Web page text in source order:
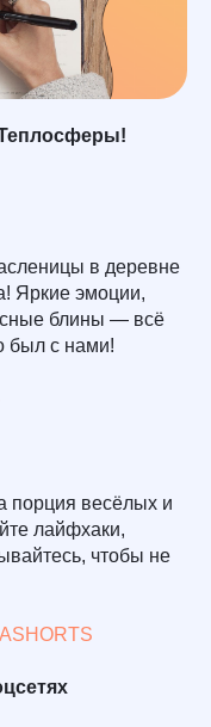
в деревне
Яркие эмоции,
блины — всё
был с нами!
порция весёлых и
лайфхаки,
чтобы не